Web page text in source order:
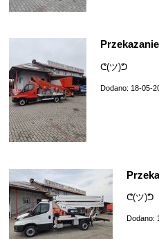
ᕦ(ツ)ᕤ
Dodano: 18-05-
ᕦ(ツ)ᕤ
Dodano: